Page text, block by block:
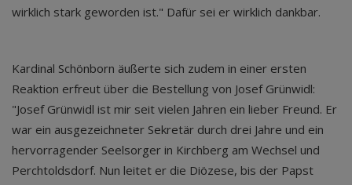
wirklich stark geworden ist." Dafür sei er wirklich dankbar.
Kardinal Schönborn äußerte sich zudem in einer ersten
Reaktion erfreut über die Bestellung von Josef Grünwidl:
"Josef Grünwidl ist mir seit vielen Jahren ein lieber Freund. Er
war ein ausgezeichneter Sekretär durch drei Jahre und ein
hervorragender Seelsorger in Kirchberg am Wechsel und
Perchtoldsdorf. Nun leitet er die Diözese, bis der Papst